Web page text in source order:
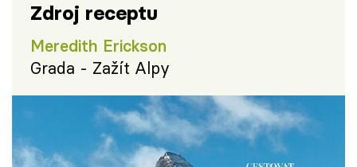
Zdroj receptu
Meredith Erickson
Grada - Zažít Alpy